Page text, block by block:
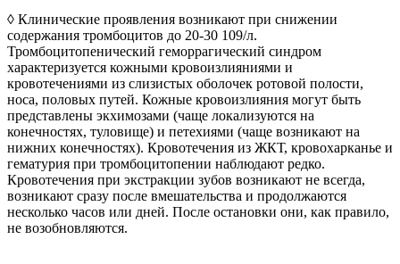
◊ Клинические проявления возникают при снижении
содержания тромбоцитов до 20-30 109/л.
Тромбоцитопенический геморрагический синдром
характеризуется кожными кровоизлияниями и
кровотечениями из слизистых оболочек ротовой полости,
носа, половых путей. Кожные кровоизлияния могут быть
представлены экхимозами (чаще локализуются на
конечностях, туловище) и петехиями (чаще возникают на
нижних конечностях). Кровотечения из ЖКТ, кровохарканье и
гематурия при тромбоцитопении наблюдают редко.
Кровотечения при экстракции зубов возникают не всегда,
возникают сразу после вмешательства и продолжаются
несколько часов или дней. После остановки они, как правило,
не возобновляются.